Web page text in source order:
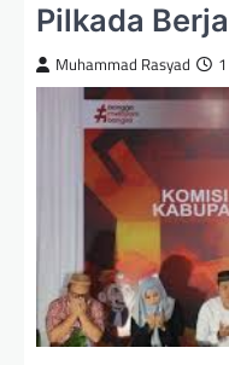
Pilkada
Muhammad Rasyad